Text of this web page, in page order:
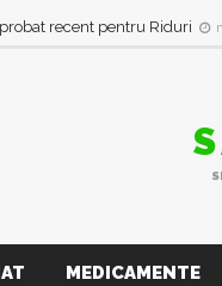
recent pentru Riduri
MEDICAMENTE